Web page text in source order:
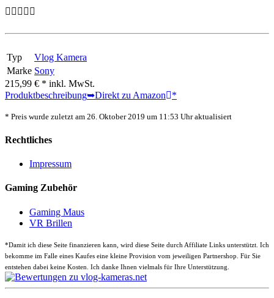
Typ
Vlog Kamera
Marke Sony
215,99 € * inkl. MwSt.
Produktbeschreibung➥Direkt zu Amazon *
* Preis wurde zuletzt am 26. Oktober 2019 um 11:53 Uhr aktualisiert
Rechtliches
Impressum
Gaming Zubehör
Gaming Maus
VR Brillen
*Damit ich diese Seite finanzieren kann, wird diese Seite durch Affiliate Links unterstützt. Ich
bekomme im Falle eines Kaufes eine kleine Provision vom jeweiligen Partnershop. Für Sie
entstehen dabei keine Kosten. Ich danke Ihnen vielmals für Ihre Unterstützung.